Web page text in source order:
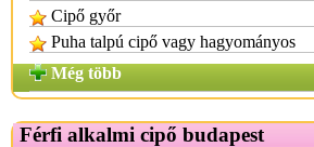
Cipő győr
Puha talpú cipő vagy hagyományos
Még több
Férfi alkalmi cipő budapest